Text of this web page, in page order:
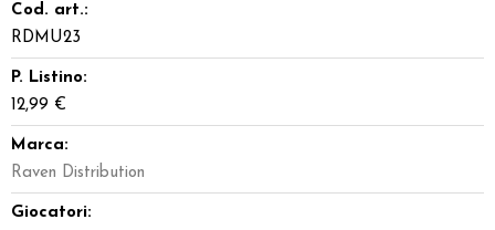
Cod. art.:
RDMU23
P. Listino:
12,99 €
Marca:
Raven Distribution
Giocatori: